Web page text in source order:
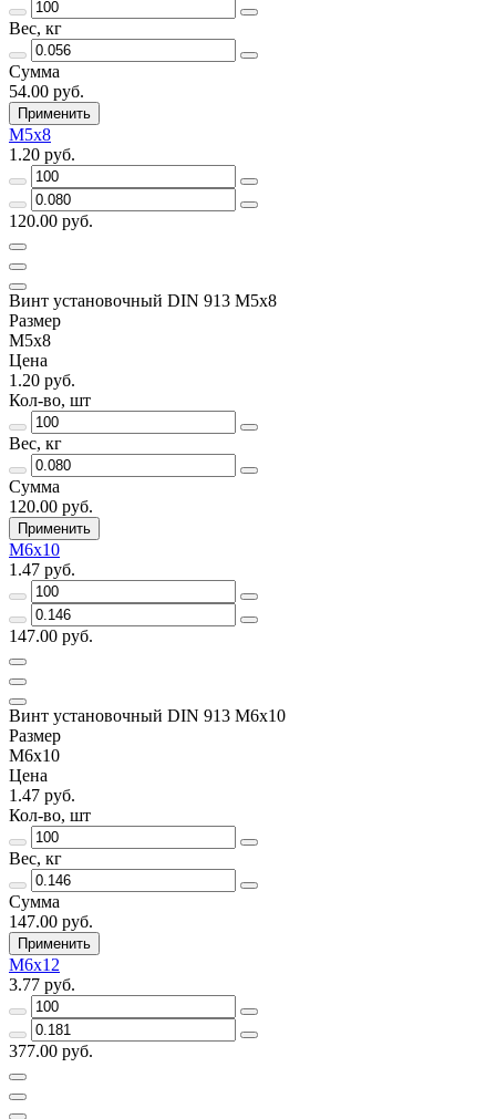
Вес, кг
Сумма
54.00 руб.
Применить
М5х8
1.20 руб.
120.00 руб.
Винт установочный DIN 913 М5х8
Размер
М5х8
Цена
1.20 руб.
Кол-во, шт
Вес, кг
Сумма
120.00 руб.
Применить
М6х10
1.47 руб.
147.00 руб.
Винт установочный DIN 913 М6х10
Размер
М6х10
Цена
1.47 руб.
Кол-во, шт
Вес, кг
Сумма
147.00 руб.
Применить
М6х12
3.77 руб.
377.00 руб.